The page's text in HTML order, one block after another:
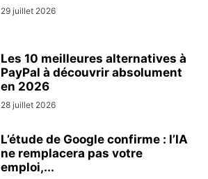
29 juillet 2026
Les 10 meilleures alternatives à
PayPal à découvrir absolument
en 2026
28 juillet 2026
L’étude de Google confirme : l’IA
ne remplacera pas votre
emploi,...